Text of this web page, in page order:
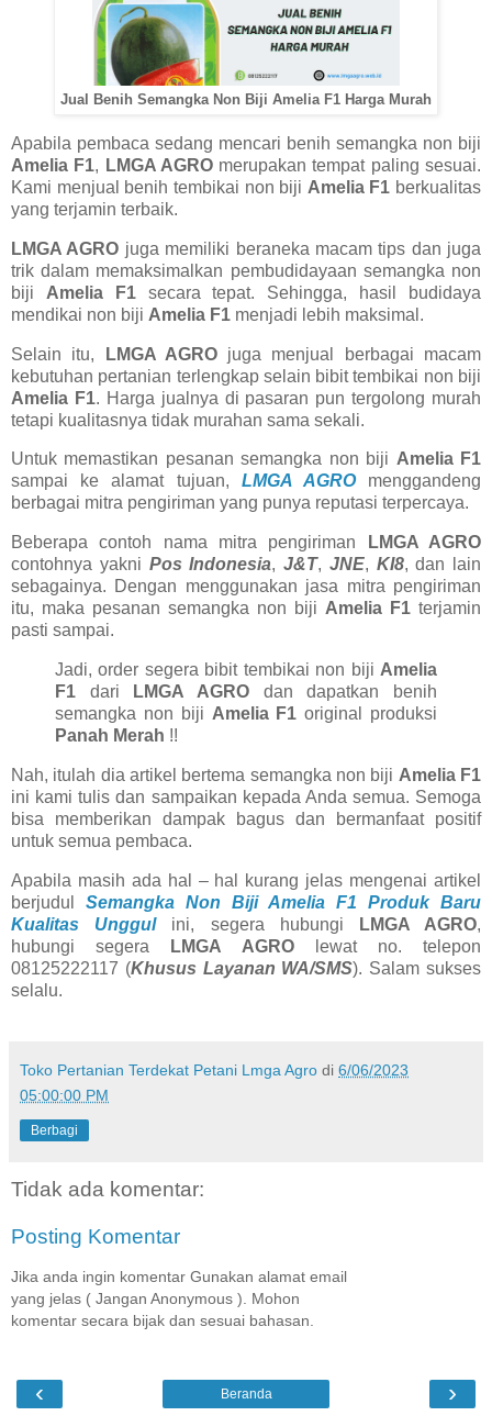
Jual Benih Semangka Non Biji Amelia F1 Harga Murah
Apabila pembaca sedang mencari benih semangka non biji
Amelia F1, LMGA AGROmerupakan tempat paling sesuai.
Kami menjual benih tembikai non biji Amelia F1 berkualitas
yang terjamin terbaik.
LMGA AGRO juga memiliki beraneka macam tips dan juga
trik dalam memaksimalkan pembudidayaan semangka non
biji Amelia F1secara tepat. Sehingga, hasil budidaya
mendikai non biji Amelia F1 menjadi lebih maksimal.
Selain itu, LMGA AGROjuga menjual berbagai macam
kebutuhan pertanian terlengkap selain bibit tembikai non biji
Amelia F1. Harga jualnya di pasaran pun tergolong murah
tetapi kualitasnya tidak murahan sama sekali.
Untuk memastikan pesanan semangka non biji Amelia F1
sampai ke alamat tujuan, LMGA AGROmenggandeng
berbagai mitra pengiriman yang punya reputasi terpercaya.
Beberapa contoh nama mitra pengiriman
LMGA AGRO
contohnya yakni Pos Indonesia, J&T, JNE, KI8, dan lain
sebagainya. Dengan menggunakan jasa mitra pengiriman
itu, maka pesanan semangka non biji Amelia F1 terjamin
pasti sampai.
Jadi, order segera bibit tembikai non biji Amelia
F1 dari LMGA AGRO dan dapatkan benih
semangka non biji Amelia F1 original produksi
Panah Merah !!
Nah, itulah dia artikel bertema semangka non biji Amelia F1
ini kami tulis dan sampaikan kepada Anda semua. Semoga
bisa memberikan dampak bagus dan bermanfaat positif
untuk semua pembaca.
Apabila masih ada hal – hal kurang jelas mengenai artikel
berjudul Semangka Non Biji Amelia F1 Produk Baru
Kualitas Unggulini, segera hubungi LMGA AGRO,
hubungi segera
LMGA AGROlewat no. telepon
08125222117 (Khusus Layanan WA/SMS). Salam sukses
selalu.
Toko Pertanian Terdekat Petani Lmga Agro di 6/06/2023
05:00:00 PM
Berbagi
Tidak ada komentar:
Posting Komentar
Jika anda ingin komentar Gunakan alamat email
yang jelas ( Jangan Anonymous ). Mohon
komentar secara bijak dan sesuai bahasan.
‹ ›
Beranda